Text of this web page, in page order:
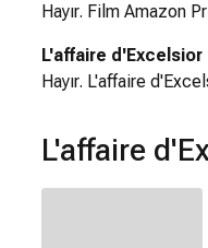
Hayır. Film Amazon
L'affaire d'Excelsior
Hayır. L'affaire
L'affaire